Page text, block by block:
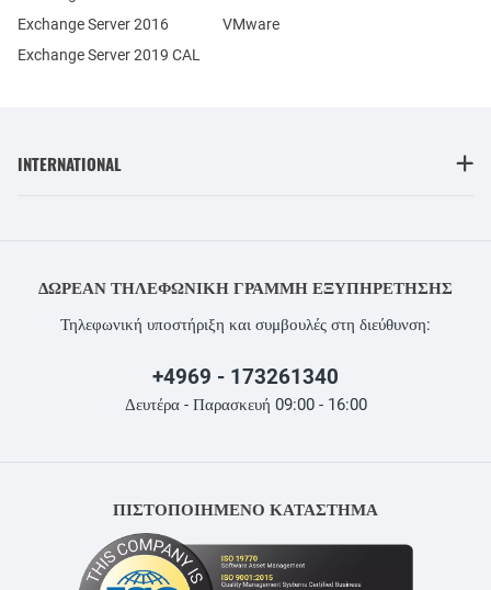
Exchange Server 2016
Exchange Server 2019 CAL
VMware
INTERNATIONAL
ΔΩΡΕΆΝ ΤΗΛΕΦΩΝΙΚΉ ΓΡΑΜΜΉ ΕΞΥΠΗΡΈΤΗΣΗΣ
Τηλεφωνική υποστήριξη και συμβουλές στη διεύθυνση:
+4969 - 173261340
Δευτέρα - Παρασκευή 09:00 - 16:00
ΠΙΣΤΟΠΟΙΗΜΕΝΟ ΚΑΤΑΣΤΗΜΑ